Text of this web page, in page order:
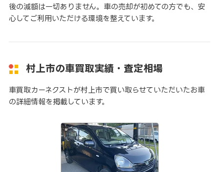
後の減額は一切ありません。車の売却が初めての方でも、安
心してご利用いただける環境を整えています。
村上市の車買取実績・査定相場
車買取カーネクストが村上市で買い取らせていただいたお車
の詳細情報を掲載しています。